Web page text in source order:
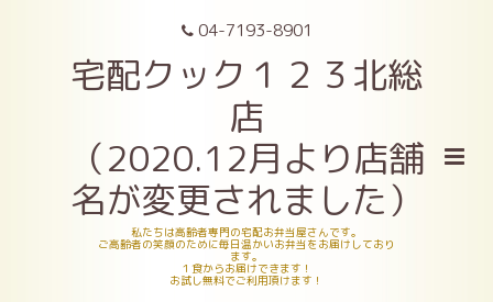
04-7193-8901
宅配クック１２３北総
店
（2020.12月より店舗
名が変更されました）
私たちは高齢者専門の宅配お弁当屋さんです。
ご高齢者の笑顔のために毎日温かいお弁当をお届けしており
ます。
１食からお届けできます！
お試し無料でご利用頂けます！